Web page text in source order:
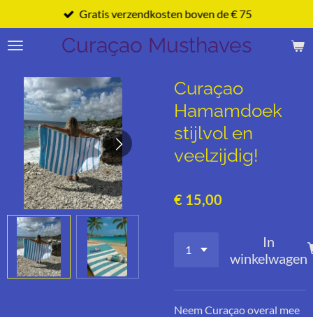
direct
naar
hoofdinhoud
Curaçao Musthaves
Gratis verzendkosten boven de € 75
Curaçao
Hamamdoek
stijlvol en
veelzijdig!
€ 15,00
In
winkelwagen
Neem Curaçao overal mee